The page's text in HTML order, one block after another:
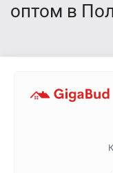
оптом в